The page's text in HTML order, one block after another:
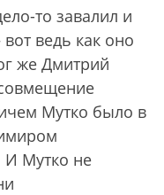
то завалил и
ведь как оно
же Дмитрий
Мутко было в
Мутко не